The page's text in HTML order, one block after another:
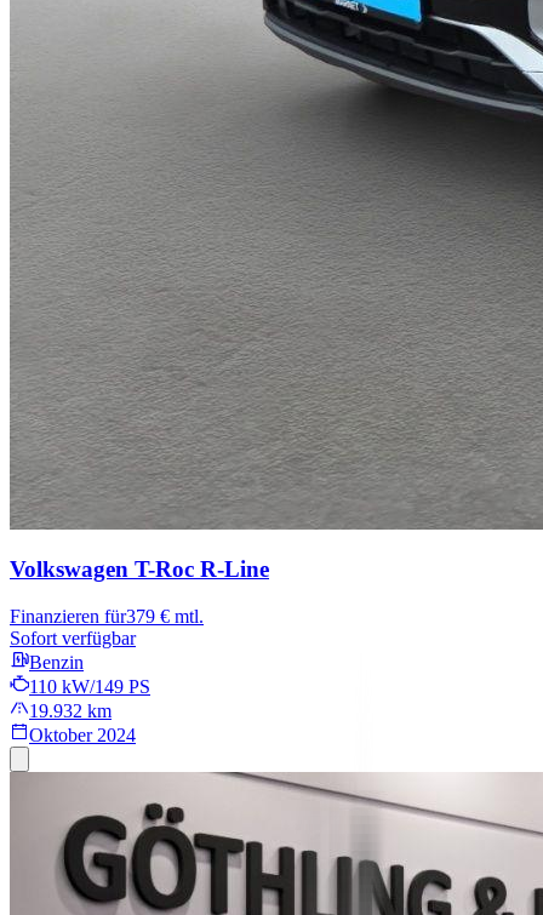
Volkswagen T-Roc R-Line
Finanzieren für379 € mtl.
Sofort verfügbar
Benzin
110 kW/149 PS
19.932 km
Oktober 2024